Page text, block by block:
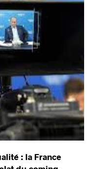
: la France